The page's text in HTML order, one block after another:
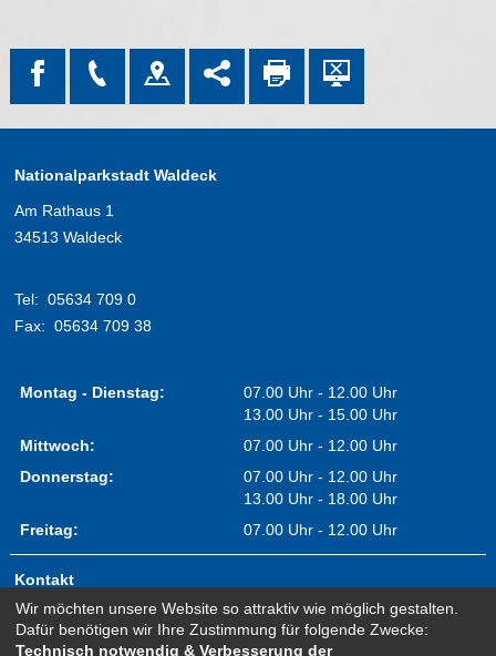
Nationalparkstadt Waldeck
Am Rathaus 1
34513 Waldeck
Tel: 05634 709 0
Fax: 05634 709 38
Montag - Dienstag:
07.00 Uhr - 12.00 Uhr
13.00 Uhr - 15.00 Uhr
Mittwoch:
07.00 Uhr - 12.00 Uhr
Donnerstag:
07.00 Uhr - 12.00 Uhr
13.00 Uhr - 18.00 Uhr
Freitag:
07.00 Uhr - 12.00 Uhr
Kontakt
Impressum
Erklärung zur Barrierefreiheit
Wir möchten unsere Website so attraktiv wie möglich gestalten.
Dafür benötigen wir Ihre Zustimmung für folgende Zwecke:
Technisch notwendig & Verbesserung der